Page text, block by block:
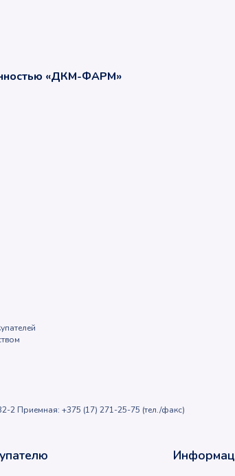
«ДКМ-ФАРМ»
2 Приемная: +375 (17) 271-25-75 (тел./факс)